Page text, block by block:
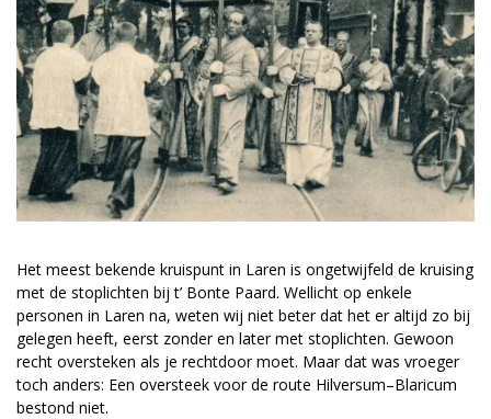
Het meest bekende kruispunt in Laren is ongetwijfeld de kruising
met de stoplichten bij t’ Bonte Paard. Wellicht op enkele
personen in Laren na, weten wij niet beter dat het er altijd zo bij
gelegen heeft, eerst zonder en later met stoplichten. Gewoon
recht oversteken als je rechtdoor moet. Maar dat was vroeger
toch anders: Een oversteek voor de route Hilversum–Blaricum
bestond niet.